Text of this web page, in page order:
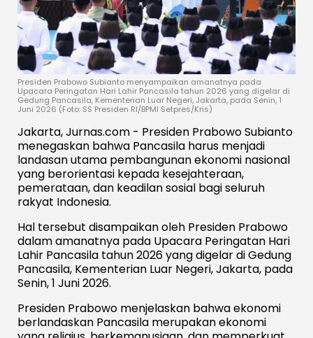
Presiden Prabowo Subianto menyampaikan amanatnya pada
Upacara Peringatan Hari Lahir Pancasila tahun 2026 yang digelar di
Gedung Pancasila, Kementerian Luar Negeri, Jakarta, pada Senin, 1
Juni 2026 (Foto: SS Presiden RI/BPMI Setpres/Kris)
Jakarta, Jurnas.com - Presiden Prabowo Subianto
menegaskan bahwa Pancasila harus menjadi
landasan utama pembangunan ekonomi nasional
yang berorientasi kepada kesejahteraan,
pemerataan, dan keadilan sosial bagi seluruh
rakyat Indonesia.
Hal tersebut disampaikan oleh Presiden Prabowo
dalam amanatnya pada Upacara Peringatan Hari
Lahir Pancasila tahun 2026 yang digelar di Gedung
Pancasila, Kementerian Luar Negeri, Jakarta, pada
Senin, 1 Juni 2026.
Presiden Prabowo menjelaskan bahwa ekonomi
berlandaskan Pancasila merupakan ekonomi